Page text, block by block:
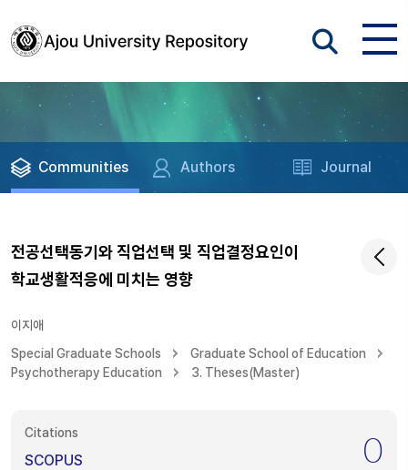
Communities Authors Journal
전공선택동기와 직업선택 및 직업결정요인이
학교생활적응에 미치는 영향
이지애
Special Graduate Schools
Graduate School of Education
Psychotherapy Education
3. Theses(Master)
Citations
SCOPUS 0